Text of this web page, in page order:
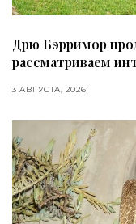
Дрю Бэрримор
рассматриваем
3 АВГУСТА, 2026